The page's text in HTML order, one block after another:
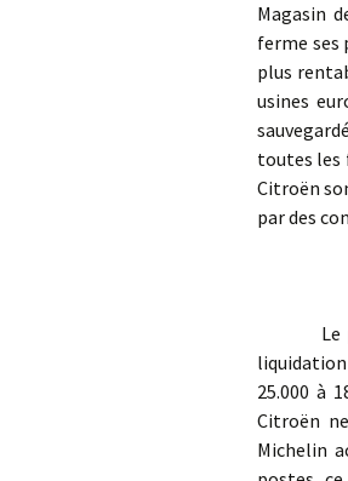
Magasin
ferme ses
plus
usines
toutes les
Citroën
par des
Le
25.000 à
Citroën
Michelin